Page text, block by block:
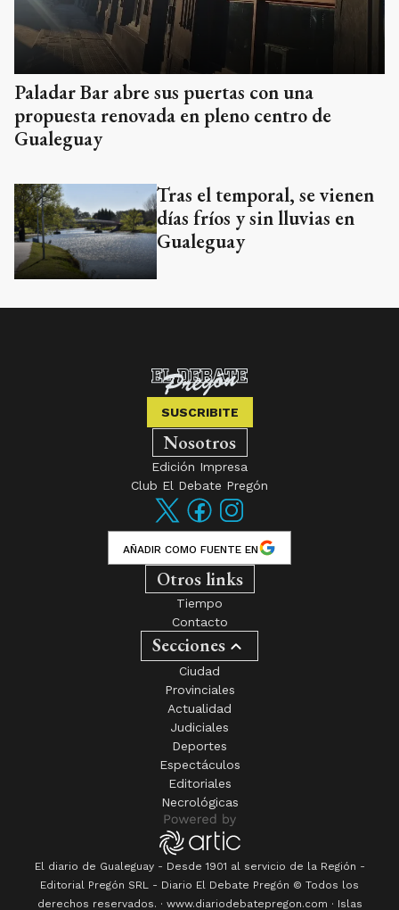
Paladar Bar abre sus puertas con una
propuesta renovada en pleno centro de
Gualeguay
Tras el temporal, se vienen
días fríos y sin lluvias en
Gualeguay
SUSCRIBITE
Nosotros
Edición Impresa
Club El Debate Pregón
AÑADIR COMO FUENTE EN
Otros links
Tiempo
Contacto
Secciones
Ciudad
Provinciales
Actualidad
Judiciales
Deportes
Espectáculos
Editoriales
Necrológicas
El diario de Gualeguay - Desde 1901 al servicio de la Región -
Editorial Pregón SRL - Diario El Debate Pregón © Todos los
derechos reservados. · www.diariodebatepregon.com · Islas